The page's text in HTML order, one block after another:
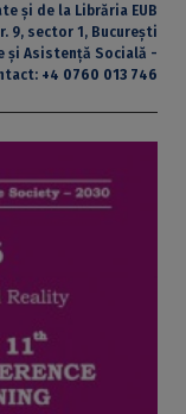
și de la Librăria EUB
9, sector 1, București
și Asistență Socială -
+4 0760 013 746